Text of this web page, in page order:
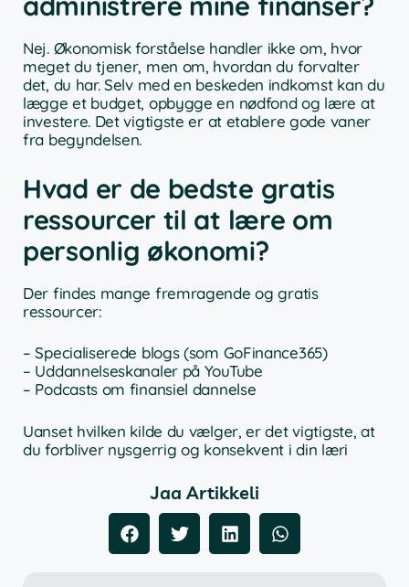
Nej. Økonomisk forståelse handler ikke om, hvor
meget du tjener, men om, hvordan du forvalter
det, du har. Selv med en beskeden indkomst kan du
lægge et budget, opbygge en nødfond og lære at
investere. Det vigtigste er at etablere gode vaner
fra begyndelsen.
Hvad er de bedste gratis
ressourcer til at lære om
personlig økonomi?
Der findes mange fremragende og gratis
ressourcer:
– Specialiserede blogs (som GoFinance365)
– Uddannelseskanaler på YouTube
– Podcasts om finansiel dannelse
Uanset hvilken kilde du vælger, er det vigtigste, at
du forbliver nysgerrig og konsekvent i din læri
Jaa Artikkeli